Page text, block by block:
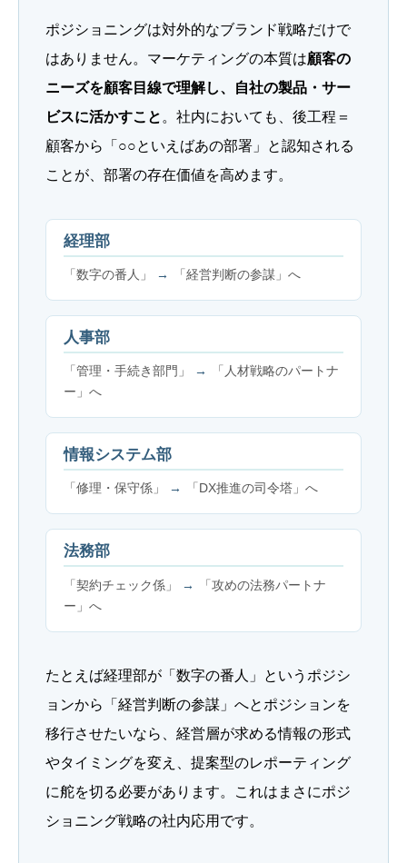
ポジショニングは対外的なブランド戦略だけで
はありません。マーケティングの本質は顧客の
ニーズを顧客目線で理解し、自社の製品・サー
ビスに活かすこと 。社内においても、後工程＝
顧客から「○○といえばあの部署」と認知される
ことが、部署の存在価値を高めます。
経理部
「数字の番人」 → 「経営判断の参謀」へ
人事部
「管理・手続き部門」 →
「人材戦略のパートナ
ー」へ
情報システム部
「修理・保守係」 → 「DX推進の司令塔」へ
法務部
「契約チェック係」 →
「攻めの法務パートナ
ー」へ
たとえば経理部が「数字の番人」というポジシ
ョンから「経営判断の参謀」へとポジションを
移行させたいなら、経営層が求める情報の形式
やタイミングを変え、提案型のレポーティング
に舵を切る必要があります。これはまさにポジ
ショニング戦略の社内応用です。